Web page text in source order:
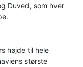
Duved, som hver
højde til hele
største